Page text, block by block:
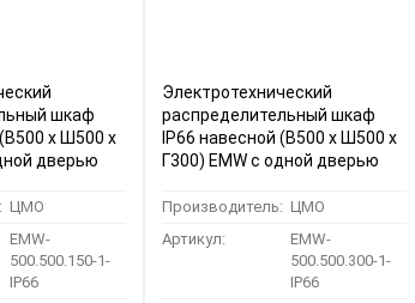
шкаф
x Ш500 x
дверью
ЦМО
EMW-
500.500.150-1-
IP66
Электротехнический
распределительный шкаф
IP66 навесной (В500 x Ш500 x
Г300) EMW c одной дверью
Производитель: ЦМО
Артикул:
EMW-
500.500.300-1-
IP66